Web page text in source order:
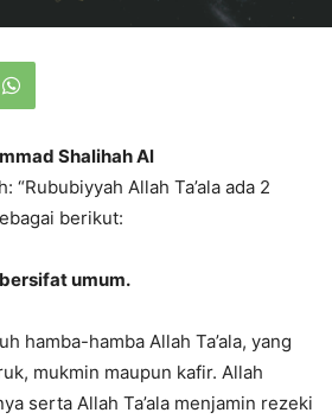
Shalihah Al
“Rububiyyah Allah Ta’ala ada 2
berikut:
umum.
hamba-hamba Allah Ta’ala, yang
mukmin maupun kafir. Allah
serta Allah Ta’ala menjamin rezeki